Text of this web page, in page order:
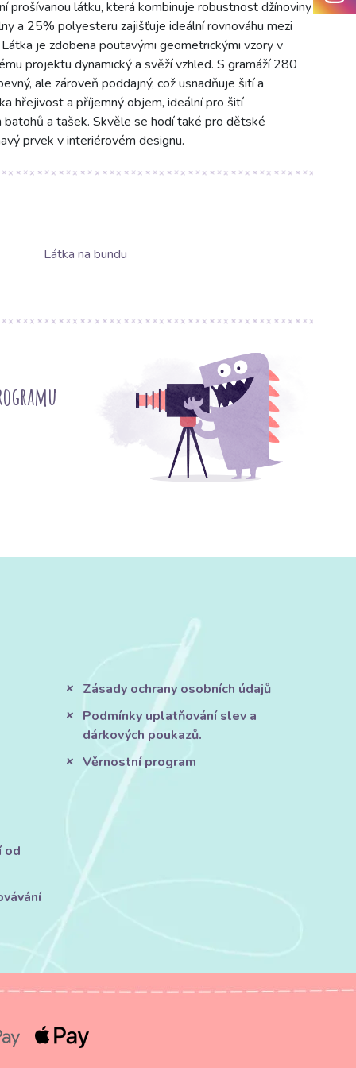
prošívanou látku, která kombinuje robustnost džínoviny
a 25% polyesteru zajišťuje ideální rovnováhu mezi
je zdobena poutavými geometrickými vzory v
projektu dynamický a svěží vzhled. S gramáží 280
ale zároveň poddajný, což usnadňuje šití a
hřejivost a příjemný objem, ideální pro šití
a tašek. Skvěle se hodí také pro dětské
prvek v interiérovém designu.
Látka na bundu
od
Zásady ochrany osobních údajů
Podmínky uplatňování slev a
dárkových poukazů.
Věrnostní program